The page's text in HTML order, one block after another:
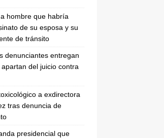
hombre que habría
de su esposa y su
de tránsito
denunciantes entregan
del juicio contra
a exdirectora
tras denuncia de
presidencial que